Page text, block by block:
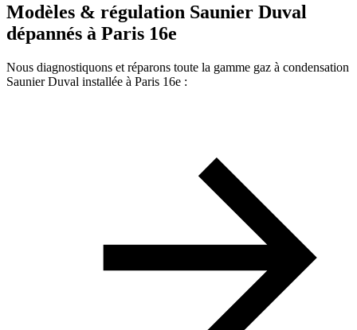
Modèles & régulation Saunier Duval
dépannés à Paris 16e
Nous diagnostiquons et réparons toute la gamme gaz à condensation
Saunier Duval installée à Paris 16e :